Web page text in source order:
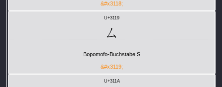
&#x3118;
U+3119
ㄙ
Bopomofo-Buchstabe S
&#x3119;
U+311A